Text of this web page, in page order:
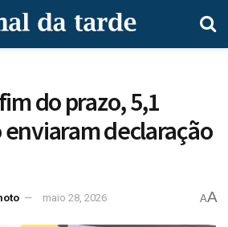
do prazo, 5,1
declaração
maio 28, 2026 AA